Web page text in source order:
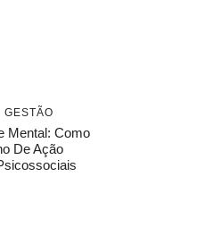
GESTÃO
Mental: Como
De Ação